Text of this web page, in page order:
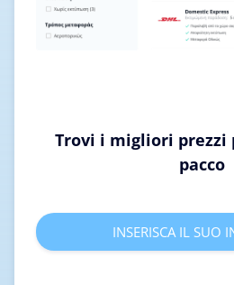
Trovi i migliori prezzi
pacco
INSERISCA IL SUO